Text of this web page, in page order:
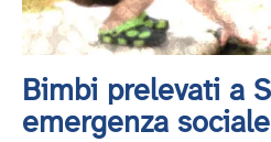
Bimbi prelevati a
emergenza sociale